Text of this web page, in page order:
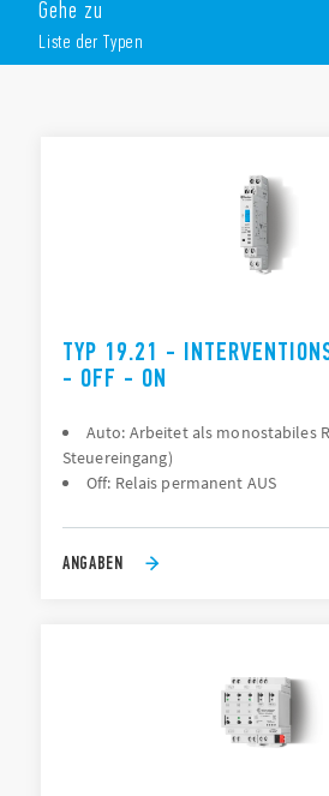
Aufrechterhaltung des Betriebes
Ansteuerung von 2-stufigen
Manuelle Analogwert-Vorgabe für
Gehe zu
Liste der Typen
TYP 19.21 -
- OFF - ON
Auto: Arbeitet als monostabiles
Steuereingang)
Off: Relais permanent AUS
ANGABEN